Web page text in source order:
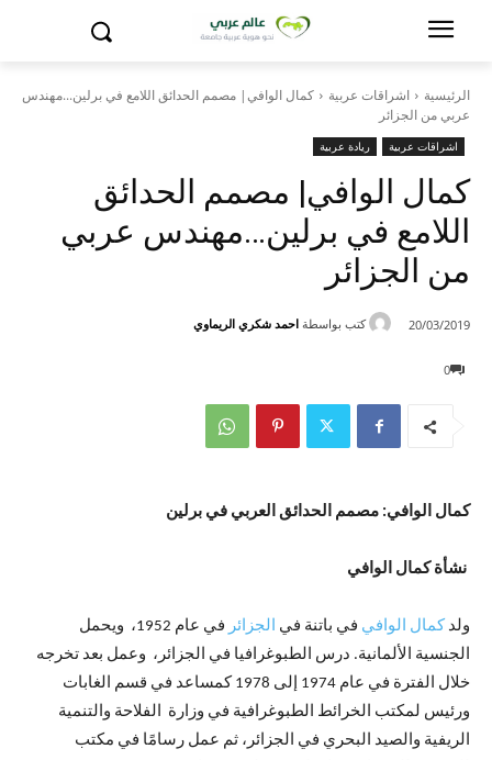
الرئيسية اشراقات عربية
كمال الوافي| مصمم الحدائق اللامع في برلين...مهندس
عربي من الجزائر
اشراقات عربية ريادة عربية
كمال الوافي| مصمم الحدائق
اللامع في برلين…مهندس عربي
من الجزائر
0
20/03/2019 كتب بواسطة احمد شكري الريماوي
كمال الوافي: مصمم الحدائق العربي في برلين
نشأة كمال الوافي
ولد كمال الوافي في باتنة في الجزائر
في عام 1952، ويحمل
الجنسية الألمانية. درس الطبوغرافيا في الجزائر، وعمل بعد تخرجه
خلال الفترة في عام 1974 إلى 1978 كمساعد في قسم الغابات
ورئيس لمكتب الخرائط الطبوغرافية في وزارة الفلاحة والتنمية
الريفية والصيد البحري في الجزائر، ثم عمل رسامًا في مكتب